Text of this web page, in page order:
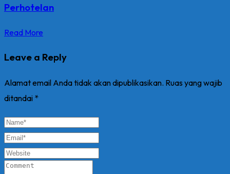
Perhotelan
Read More
Leave a Reply
Alamat email Anda tidak akan dipublikasikan. Ruas yang wajib
ditandai *